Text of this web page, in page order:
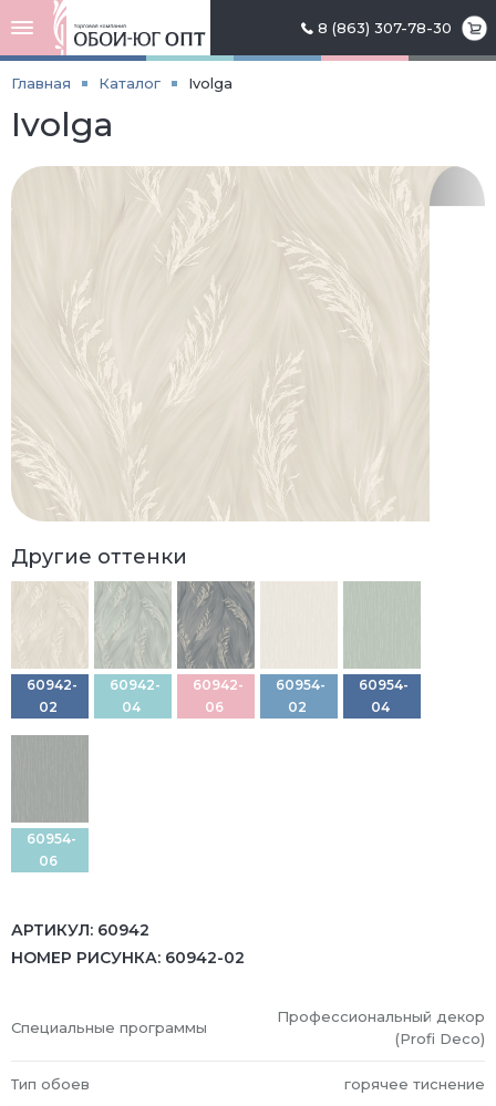
8 (863) 307-78-30
Главная Каталог Ivolga
Ivolga
Другие оттенки
60942-
02
60942-
04
60942-
06
60954-
02
60954-
04
60954-
06
АРТИКУЛ: 60942
НОМЕР РИСУНКА: 60942-02
Специальные программы
Профессиональный декор
(Profi Deco)
Тип обоев горячее тиснение